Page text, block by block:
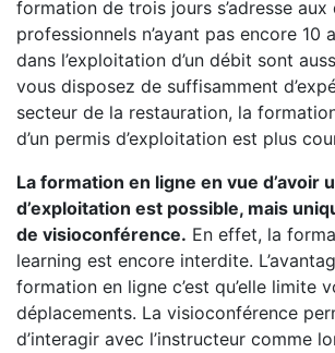
formation de trois jours s’adresse aux
professionnels n’ayant pas encore 10
dans l’exploitation d’un débit sont
vous disposez de suffisamment
secteur de la restauration, la
d’un permis d’exploitation est plus
La formation en ligne en vue d’avoir
d’exploitation est possible, mais
de visioconférence. En effet, la
learning est encore interdite.
formation en ligne c’est qu’elle limite
déplacements. La visioconférence
d’interagir avec l’instructeur comme